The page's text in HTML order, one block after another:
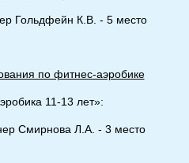
Гольдфейн К.В. - 5 место
по фитнес-аэробике
11-13 лет»:
Смирнова Л.А. - 3 место